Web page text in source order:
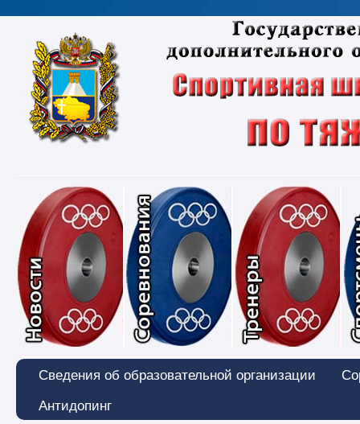
Новости Соревнования
Сведения об образовательной организации
Антидопинг